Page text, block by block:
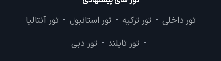
تور داخلی - تور ترکیه - تور استانبول - تور آنتالیا
- تور تایلند - تور دبی